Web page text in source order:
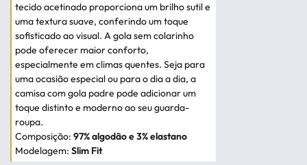
tecido acetinado proporciona um brilho sutil e
uma textura suave, conferindo um toque
sofisticado ao visual. A gola sem colarinho
pode oferecer maior conforto,
especialmente em climas quentes. Seja para
uma ocasião especial ou para o dia a dia, a
camisa com gola padre pode adicionar um
toque distinto e moderno ao seu guarda-
roupa.
Composição: 97% algodão e 3% elastano
Modelagem: Slim Fit